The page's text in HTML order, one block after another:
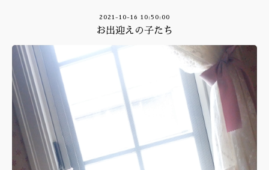
2021-10-16 10:50:00
お出迎えの子たち